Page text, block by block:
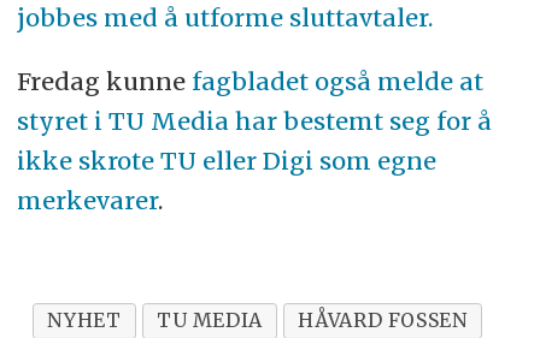
jobbes med å utforme sluttavtaler.
Fredag kunne fagbladet også melde at
styret i TU Media har bestemt seg for å
ikke skrote TU eller Digi som egne
merkevarer.
NYHET TU MEDIA
HÅVARD FOSSEN